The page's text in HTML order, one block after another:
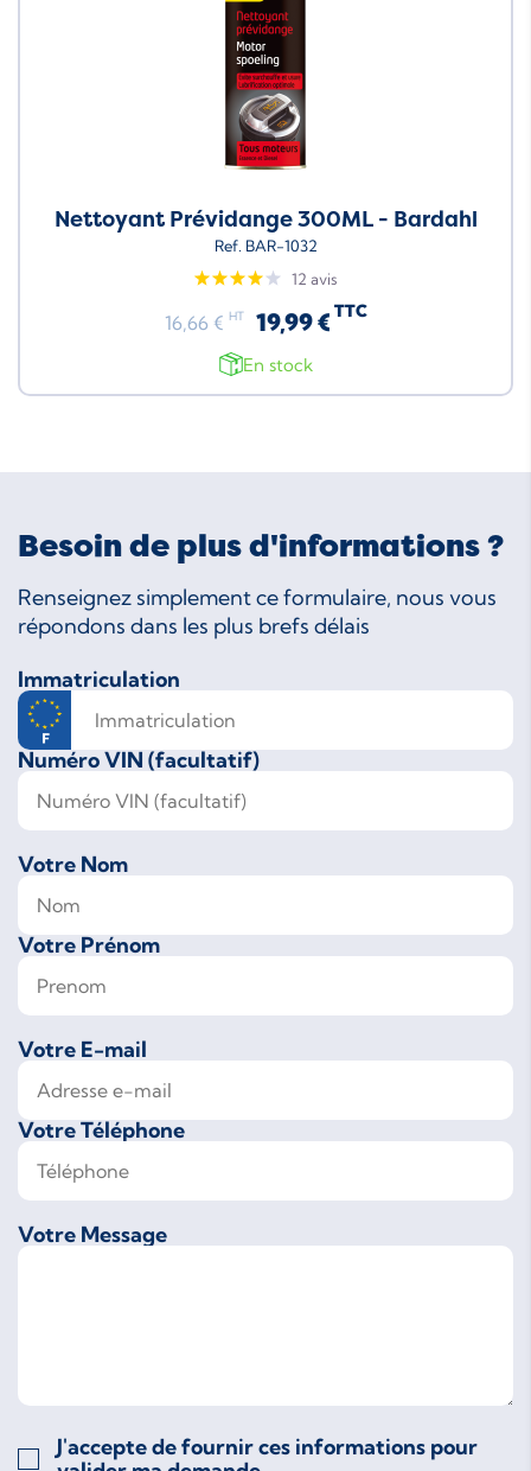
Nettoyant Prévidange 300ML - Bardahl
Ref. BAR-1032
12 avis
16,66 € HT 19,99 € TTC
En stock
Besoin de plus d'informations ?
Renseignez simplement ce formulaire, nous vous
répondons dans les plus brefs délais
Immatriculation
Numéro VIN (facultatif)
Votre Nom
Votre Prénom
Votre E-mail
Votre Téléphone
Votre Message
J'accepte de fournir ces informations pour